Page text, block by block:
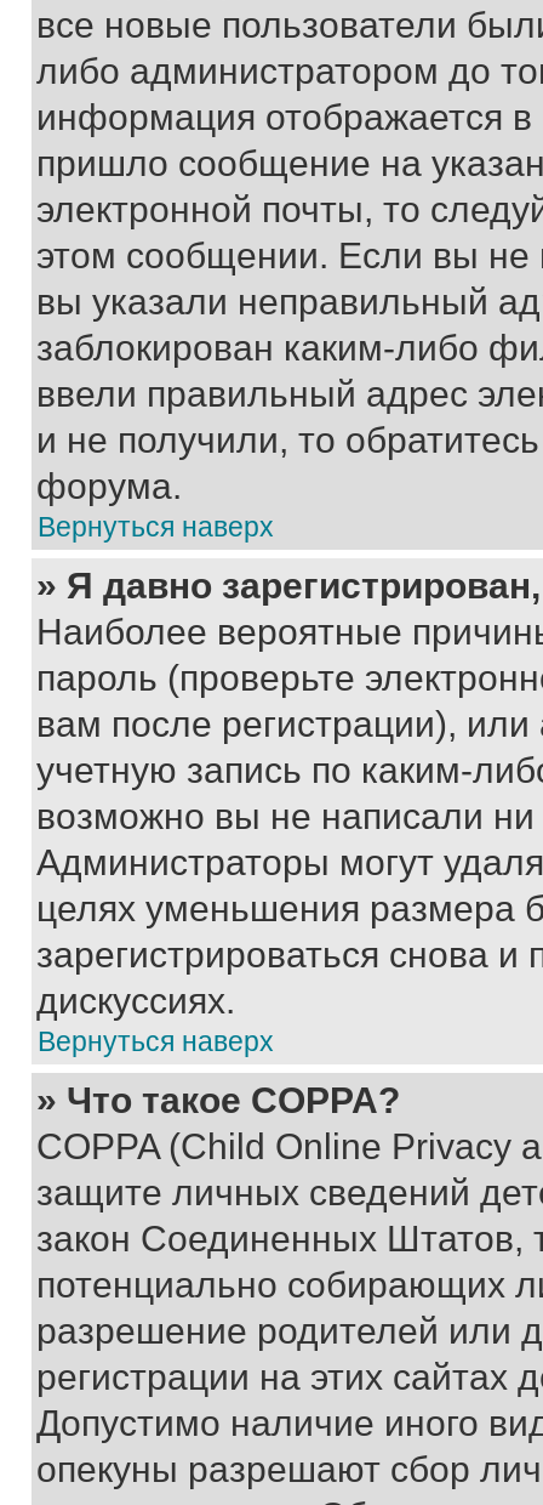
все новые пользователи
либо администратором до
информация отображается
пришло сообщение на
электронной почты, то
этом сообщении. Если вы
вы указали неправильный
заблокирован каким-либо
ввели правильный адрес
и не получили, то
форума.
Вернуться наверх
» Я давно
Наиболее вероятные
пароль (проверьте
вам после регистрации),
учетную запись по каким-
возможно вы не написали
Администраторы могут
целях уменьшения размера
зарегистрироваться снова и
дискуссиях.
Вернуться наверх
» Что такое COPPA?
COPPA (Child Online Privacy
защите личных сведений
закон Соединенных Штатов,
потенциально собирающих
разрешение родителей или
регистрации на этих сайтах
Допустимо наличие иного
опекуны разрешают сбор